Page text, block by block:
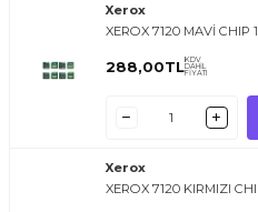
Xerox
XEROX 7120 MAVİ CHIP
288,00TLKDV
DAHİL
FİYATI
Xerox
XEROX 7120 KIRMIZI